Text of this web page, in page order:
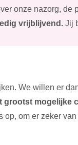
onze nazorg,
vrijblijvend. Jij
We willen er
grootst mogelijke
om er zeker